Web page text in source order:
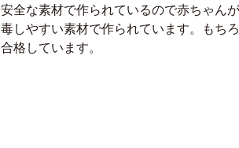
安全な素材で作られているので赤ちゃん
毒しやすい素材で作られています。もち
合格しています。